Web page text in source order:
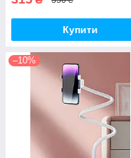
Купити
–10%